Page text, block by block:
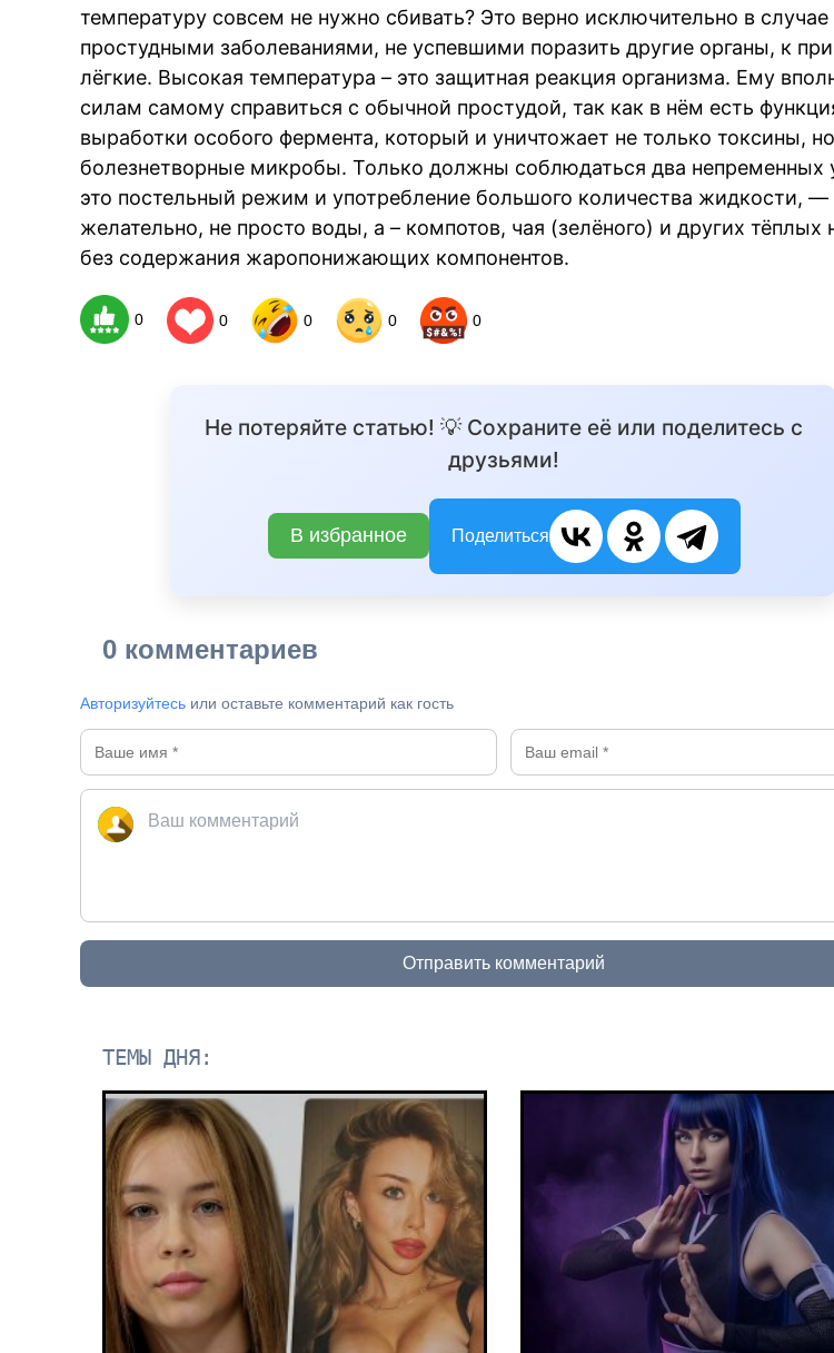
температуру совсем не нужно сбивать? Это верно исключительно в случае
простудными заболеваниями, не успевшими поразить другие органы, к
лёгкие. Высокая температура – это защитная реакция организма. Ему
силам самому справиться с обычной простудой, так как в нём есть
выработки особого фермента, который и уничтожает не только токсины,
болезнетворные микробы. Только должны соблюдаться два непременных
это постельный режим и употребление большого количества жидкости, —
желательно, не просто воды, а – компотов, чая (зелёного) и других тёплых
без содержания жаропонижающих компонентов.
0 0 0 0 0
Не потеряйте статью! 💡 Сохраните её или поделитесь с
друзьями!
В избранное Поделиться
0 комментариев
Авторизуйтесь или оставьте комментарий как гость
Отправить комментарий
ТЕМЫ ДНЯ:
BREAKING NEWS /// КИНО ///